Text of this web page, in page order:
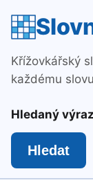
Křížovkářský
každému
Hledaný
Hledat